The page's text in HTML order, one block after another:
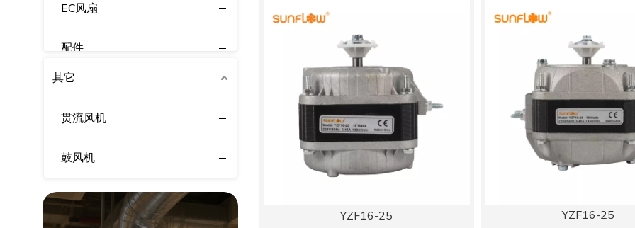
EC风扇
配件
其它
贯流风机
鼓风机
YZF16-25 YZF16-25